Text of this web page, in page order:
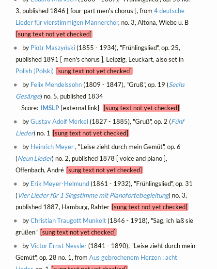
3, published 1846 [ four-part men's chorus ], from 4 deutsche
Lieder für vierstimmigen Männerchor, no. 3, Altona, Wiebe u. B
[sung text not yet checked]
by Piotr Maszyński(1855 - 1934), "Frühlingslied", op. 25,
published 1891 [ men's chorus ], Leipzig, Leuckart, also set in
Polish (Polski) [sung text not yet checked]
by Felix Mendelssohn(1809 - 1847), "Gruß", op. 19 (Sechs
Gesänge) no. 5, published 1834
Score: IMSLP [external link]
[sung text not yet checked]
byGustav Adolf Merkel(1827 - 1885), "Gruß", op. 2 (Fünf
Lieder) no. 1
[sung text not yet checked]
by Heinrich Meyer, "Leise zieht durch mein Gemüt", op. 6
(Neun Lieder) no. 2, published 1878 [ voice and piano ],
Offenbach, André [sung text not yet checked]
by Erik Meyer-Helmund(1861 - 1932), "Frühlingslied", op. 31
(Vier Lieder für 1 Singstimme mit Pianofortebegleitung) no. 3,
published 1887, Hamburg, Rahter [sung text not yet checked]
byChristian Traugott Munkelt(1846 - 1918), "Sag, ich laß sie
grüßen" [sung text not yet checked]
byVictor Ernst Nessler(1841 - 1890), "Leise zieht durch mein
Gemüt", op. 28 no. 1, from Aus gebrochenem Herzen : acht